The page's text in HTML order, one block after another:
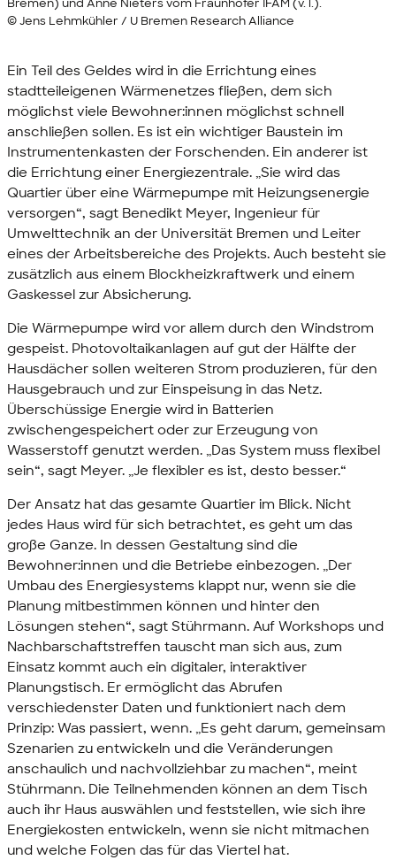
© Jens Lehmkühler / U Bremen Research Alliance
Ein Teil des Geldes wird in die Errichtung eines
stadtteileigenen Wärmenetzes fließen, dem sich
möglichst viele Bewohner:innen möglichst schnell
anschließen sollen. Es ist ein wichtiger Baustein im
Instrumentenkasten der Forschenden. Ein anderer ist
die Errichtung einer Energiezentrale. „Sie wird das
Quartier über eine Wärmepumpe mit Heizungsenergie
versorgen“, sagt Benedikt Meyer, Ingenieur für
Umwelttechnik an der Universität Bremen und Leiter
eines der Arbeitsbereiche des Projekts. Auch besteht sie
zusätzlich aus einem Blockheizkraftwerk und einem
Gaskessel zur Absicherung.
Die Wärmepumpe wird vor allem durch den Windstrom
gespeist. Photovoltaikanlagen auf gut der Hälfte der
Hausdächer sollen weiteren Strom produzieren, für den
Hausgebrauch und zur Einspeisung in das Netz.
Überschüssige Energie wird in Batterien
zwischengespeichert oder zur Erzeugung von
Wasserstoff genutzt werden. „Das System muss flexibel
sein“, sagt Meyer. „Je flexibler es ist, desto besser.“
Der Ansatz hat das gesamte Quartier im Blick. Nicht
jedes Haus wird für sich betrachtet, es geht um das
große Ganze. In dessen Gestaltung sind die
Bewohner:innen und die Betriebe einbezogen. „Der
Umbau des Energiesystems klappt nur, wenn sie die
Planung mitbestimmen können und hinter den
Lösungen stehen“, sagt Stührmann. Auf Workshops und
Nachbarschaftstreffen tauscht man sich aus, zum
Einsatz kommt auch ein digitaler, interaktiver
Planungstisch. Er ermöglicht das Abrufen
verschiedenster Daten und funktioniert nach dem
Prinzip: Was passiert, wenn. „Es geht darum, gemeinsam
Szenarien zu entwickeln und die Veränderungen
anschaulich und nachvollziehbar zu machen“, meint
Stührmann. Die Teilnehmenden können an dem Tisch
auch ihr Haus auswählen und feststellen, wie sich ihre
Energiekosten entwickeln, wenn sie nicht mitmachen
und welche Folgen das für das Viertel hat.